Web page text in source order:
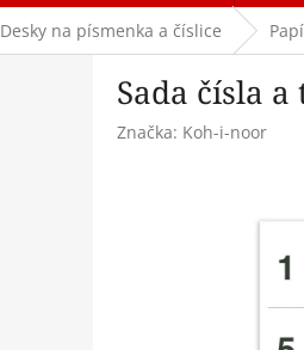
Desky na písmenka a číslice
Sada čísla
Značka: Koh-i-noor